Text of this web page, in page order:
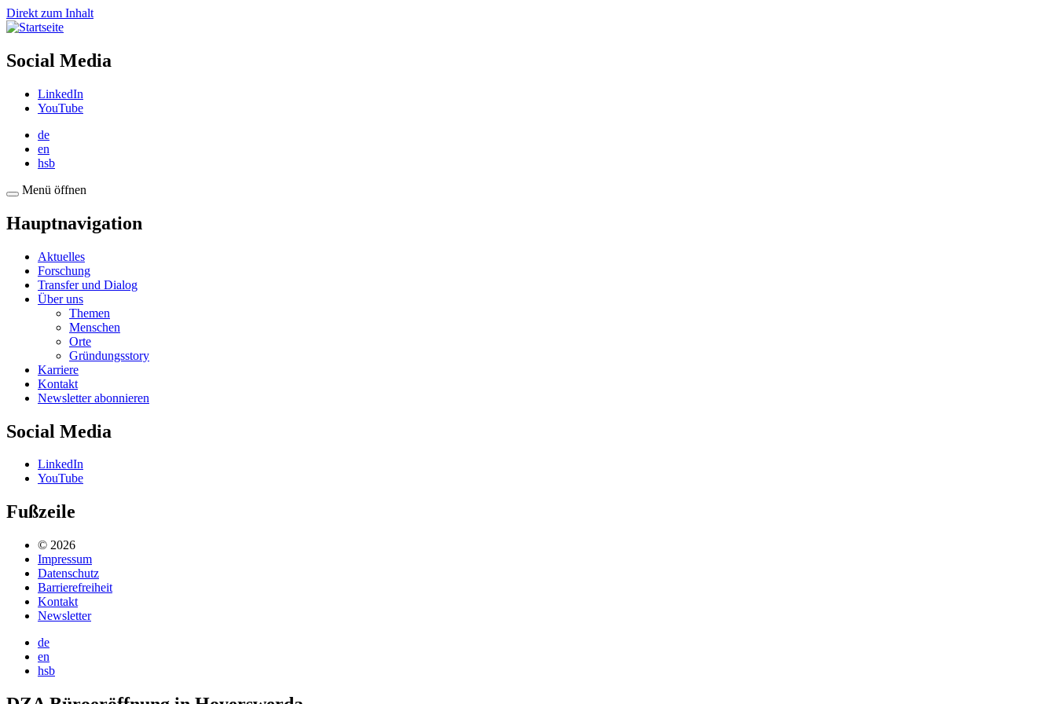
Direkt zum Inhalt
Social Media
LinkedIn
YouTube
de
en
hsb
Menü öffnen
Hauptnavigation
Aktuelles
Forschung
Transfer und Dialog
Über uns
Themen
Menschen
Orte
Gründungsstory
Karriere
Kontakt
Newsletter abonnieren
Social Media
LinkedIn
YouTube
Fußzeile
© 2026
Impressum
Datenschutz
Barrierefreiheit
Kontakt
Newsletter
de
en
hsb